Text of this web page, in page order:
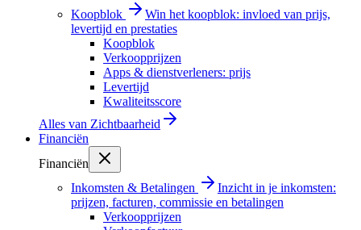
Koopblok
Win het koopblok: invloed van prijs,
levertijd en prestaties
Koopblok
Verkoopprijzen
Apps & dienstverleners: prijs
Levertijd
Kwaliteitsscore
Alles van Zichtbaarheid
Financiën
Financiën
Inkomsten & Betalingen
Inzicht in je inkomsten:
prijzen, facturen, commissie en betalingen
Verkoopprijzen